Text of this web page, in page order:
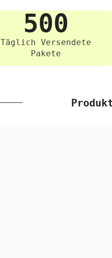
500
Täglich Versendete
Pakete